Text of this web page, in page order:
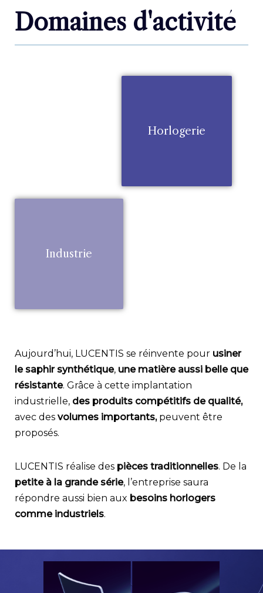
Domaines d'activité
Horlogerie
Industrie
Aujourd’hui, LUCENTIS se réinvente pour usiner
le saphir synthétique, une matière aussi belle que
résistante. Grâce à cette implantation
industrielle, des produits compétitifs de qualité,
avec des volumes importants,peuvent être
proposés.
LUCENTIS réalise des pièces traditionnelles. De la
petite à la grande série, l’entreprise saura
répondre aussi bien aux besoins horlogers
comme industriels.